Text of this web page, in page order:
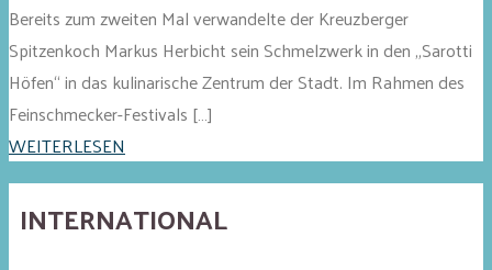
Bereits zum zweiten Mal verwandelte der Kreuzberger
Spitzenkoch Markus Herbicht sein Schmelzwerk in den „Sarotti
Höfen“ in das kulinarische Zentrum der Stadt. Im Rahmen des
Feinschmecker-Festivals […]
WEITERLESEN
INTERNATIONAL